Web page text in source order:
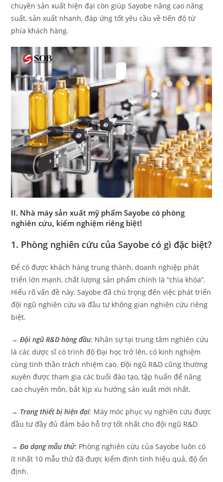
chuyền sản xuất hiện đại còn giúp Sayobe nâng cao năng
suất, sản xuất nhanh, đáp ứng tốt yêu cầu về tiến độ từ
phía khách hàng.
II. Nhà máy sản xuất mỹ phẩm Sayobe có phòng
nghiên cứu, kiểm nghiệm riêng biệt!
1. Phòng nghiên cứu của Sayobe có gì đặc biệt?
Để có được khách hàng trung thành, doanh nghiệp phát
triển lớn mạnh, chất lượng sản phẩm chính là “chìa khóa”.
Hiểu rõ vấn đề này, Sayobe đã chú trọng đến việc phát triển
đội ngũ nghiên cứu và đầu tư không gian nghiên cứu riêng
biệt.
→ Đội ngũ R&D hàng đầu: Nhân sự tại trung tâm nghiên cứu
là các dược sĩ có trình độ Đại học trở lên, có kinh nghiệm
cùng tinh thần trách nhiệm cao. Đội ngũ R&D cũng thường
xuyên được tham gia các buổi đào tạo, tập huấn để nâng
cao chuyên môn, bắt kịp xu hướng sản xuất mới nhất.
→ Trang thiết bị hiện đại: Máy móc phục vụ nghiên cứu được
đầu tư đầy đủ đảm bảo hỗ trợ tốt nhất cho đội ngũ R&D
→ Đa dạng mẫu thử: Phòng nghiên cứu của Sayobe luôn có
ít nhất 10 mẫu thử đã được kiểm định tính hiệu quả, độ ổn
định.